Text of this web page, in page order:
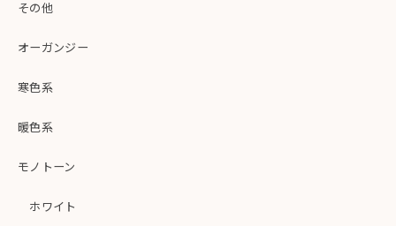
その他
オーガンジー
寒色系
暖色系
モノトーン
ホワイト